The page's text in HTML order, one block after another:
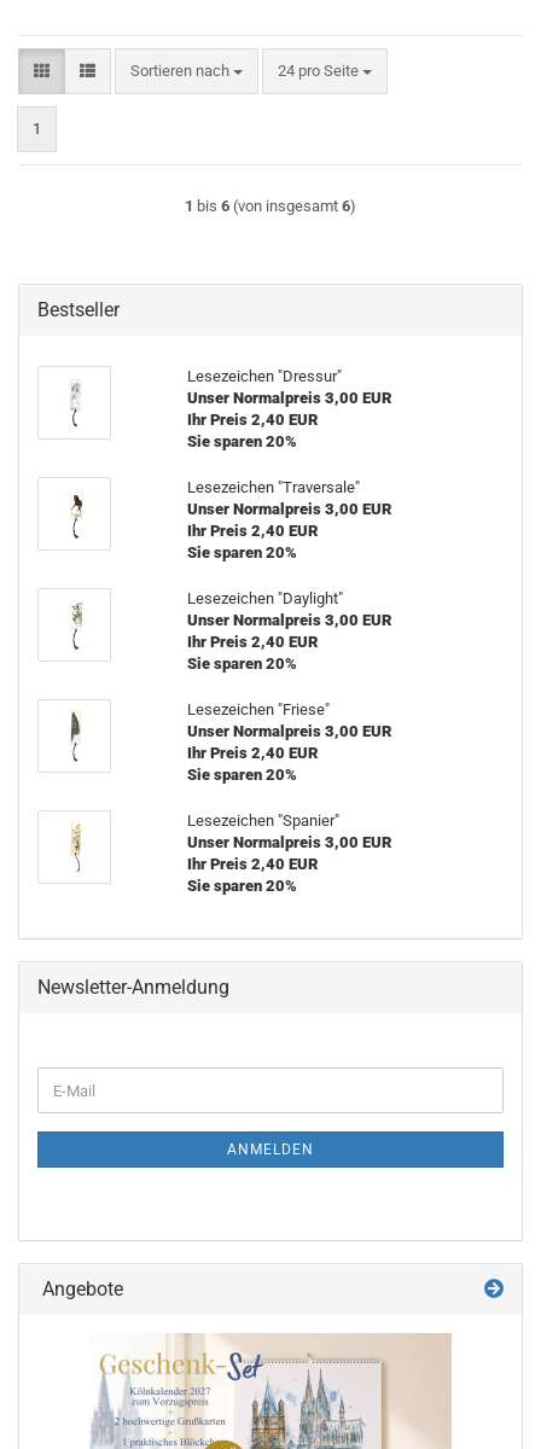
Sortieren nach
Sortieren nach 24 pro Seite
pro Seite
1
1 bis 6 (von insgesamt 6)
Bestseller
Lesezeichen "Dressur"
Unser Normalpreis 3,00 EUR
Ihr Preis 2,40 EUR
Sie sparen 20%
Lesezeichen "Traversale"
Unser Normalpreis 3,00 EUR
Ihr Preis 2,40 EUR
Sie sparen 20%
Lesezeichen "Daylight"
Unser Normalpreis 3,00 EUR
Ihr Preis 2,40 EUR
Sie sparen 20%
Lesezeichen "Friese"
Unser Normalpreis 3,00 EUR
Ihr Preis 2,40 EUR
Sie sparen 20%
Lesezeichen "Spanier"
Unser Normalpreis 3,00 EUR
Ihr Preis 2,40 EUR
Sie sparen 20%
Newsletter-Anmeldung
ZUR
E-
Mail
ANMELDEN
Angebote